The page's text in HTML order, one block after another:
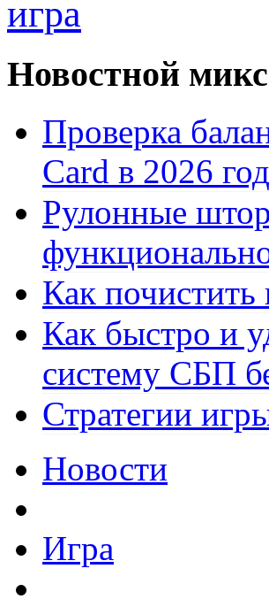
игра
Новостной микс
Проверка
Card в 2026
Рулонные
Как почистить
Как быстро и
систему СБП
Стратегии
Новости
Игра